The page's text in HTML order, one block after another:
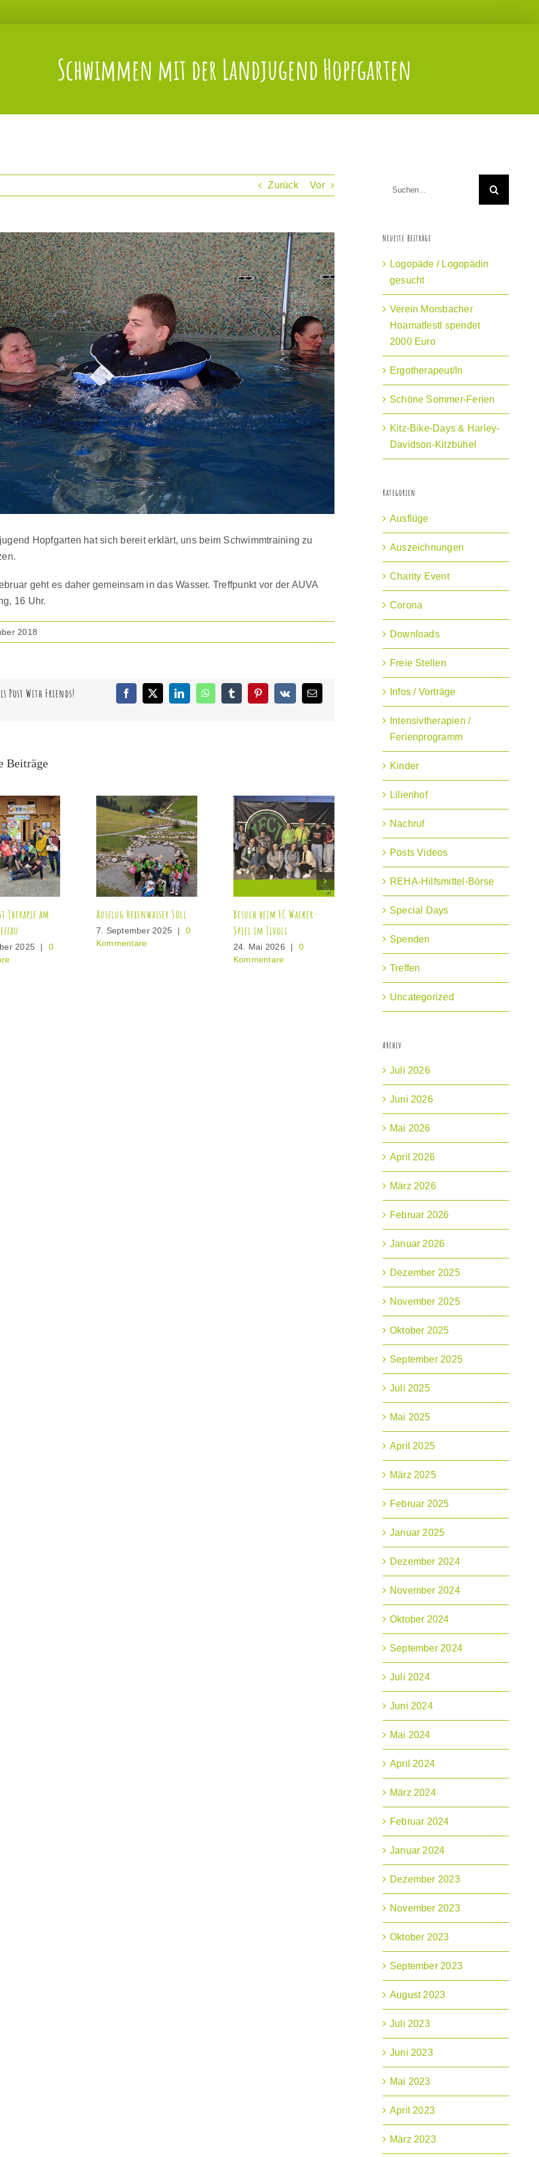
Schwimmen mit der Landjugend Hopfgarten
Zurück Vor
Hopfgarten hat sich bereit erklärt, uns beim Schwimmtraining zu
geht es daher gemeinsam in das Wasser. Treffpunkt vor der AUVA
16 Uhr.
2018
Post With Friends! Facebook
X LinkedInWhatsAppTumblrPinterest
Vk
E-
Beiträge
Söll
2025
Besuch beim FC Wacker-
Spiel im Tivoli
24. Mai 2026
Gemeinsam laufen –
gemeinsam Großes bewegen
12. Oktober 2025
Kommentare
Rückblick Therapie am Meer
7. September 2025
Neueste Beiträge
Logopäde / Logopädin
gesucht
Verein Morsbacher
Hoamatfestl spendet
2000 Euro
Ergotherapeut/In
Schöne Sommer-Ferien
Kitz-Bike-Days & Harley-
Davidson-Kitzbühel
Kategorien
Ausflüge
Auszeichnungen
Charity Event
Corona
Downloads
Freie Stellen
Infos / Vorträge
Intensivtherapien /
Ferienprogramm
Kinder
Lilienhof
Nachruf
Posts Videos
REHA-Hilfsmittel-Börse
Special Days
Spenden
Treffen
Uncategorized
Archiv
Juli 2026
Juni 2026
Mai 2026
April 2026
März 2026
Februar 2026
Januar 2026
Dezember 2025
November 2025
Oktober 2025
September 2025
Juli 2025
Mai 2025
April 2025
März 2025
Februar 2025
Januar 2025
Dezember 2024
November 2024
Oktober 2024
September 2024
Juli 2024
Juni 2024
Mai 2024
April 2024
März 2024
Februar 2024
Januar 2024
Dezember 2023
November 2023
Oktober 2023
September 2023
August 2023
Juli 2023
Juni 2023
Mai 2023
April 2023
März 2023